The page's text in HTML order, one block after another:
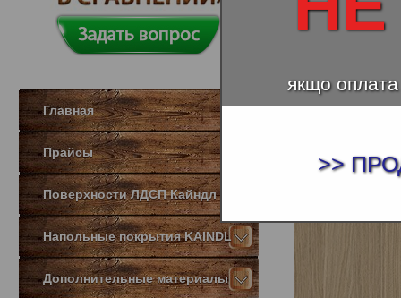
Главная
Прайсы
Поверхности ЛДСП Кайндл
Напольные покрытия KAINDL
Дополнительные материалы
якщо
>>